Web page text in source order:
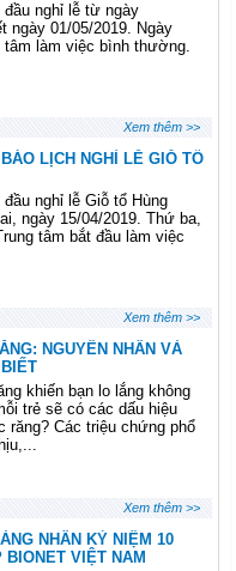
nghỉ lễ từ ngày
ngày 01/05/2019. Ngày
tâm làm việc bình thường.
Xem thêm >>
LỊCH NGHỈ LỄ GIỖ TỔ
nghỉ lễ Giỗ tổ Hùng
ngày 15/04/2019. Thứ ba,
tâm bắt đầu làm việc
Xem thêm >>
NGUYÊN NHÂN VÀ
khiến bạn lo lắng không
trẻ sẽ có các dấu hiệu
răng? Các triệu chứng phổ
Xem thêm >>
NHÂN KỶ NIỆM 10
BIONET VIỆT NAM